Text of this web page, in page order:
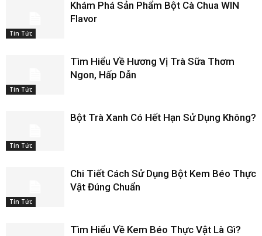
Tin Tức
Khám Phá Sản Phẩm Bột Cà Chua WIN
Flavor
Tin Tức
Tìm Hiểu Về Hương Vị Trà Sữa Thơm
Ngon, Hấp Dẫn
Tin Tức
Bột Trà Xanh Có Hết Hạn Sử Dụng Không?
Tin Tức
Chi Tiết Cách Sử Dụng Bột Kem Béo Thực
Vật Đúng Chuẩn
Tìm Hiểu Về Kem Béo Thực Vật Là Gì?